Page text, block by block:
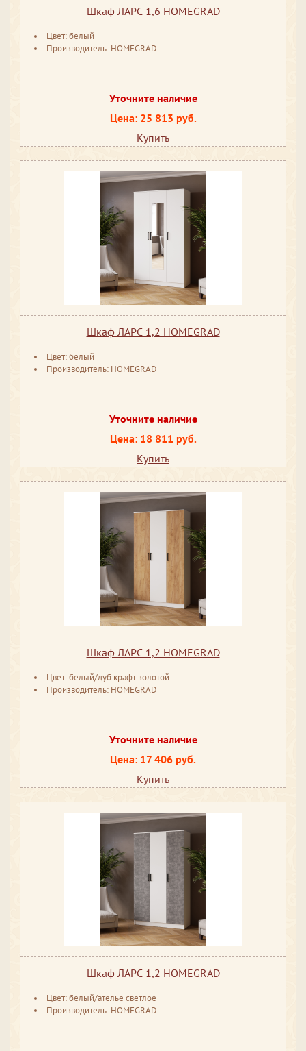
Шкаф ЛАРС 1,6 HOMEGRAD
Цвет: белый
Производитель: HOMEGRAD
Уточните наличие
Цена: 25 813 руб.
Купить
Шкаф ЛАРС 1,2 HOMEGRAD
Цвет: белый
Производитель: HOMEGRAD
Уточните наличие
Цена: 18 811 руб.
Купить
Шкаф ЛАРС 1,2 HOMEGRAD
Цвет: белый/дуб крафт золотой
Производитель: HOMEGRAD
Уточните наличие
Цена: 17 406 руб.
Купить
Шкаф ЛАРС 1,2 HOMEGRAD
Цвет: белый/ателье светлое
Производитель: HOMEGRAD